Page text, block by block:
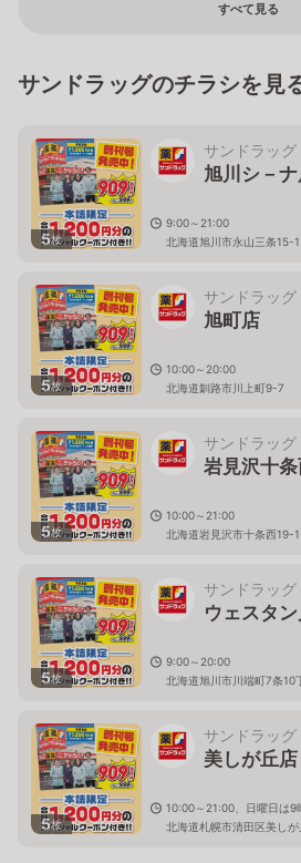
すべて見る
サンドラッグのチラシを見
5枚
サンドラッグ
旭川シ－
9:00～21:00
北海道旭川市永山三条15-1
5枚
サンドラッグ
旭町店
10:00～20:00
北海道釧路市川上町9-7
5枚
サンドラッグ
岩見沢十
10:00～21:00
北海道岩見沢市十条西19-
5枚
サンドラッグ
ウェスタ
9:00～20:00
北海道旭川市川端町7条10
5枚
サンドラッグ
美しが丘店
10:00～21:00、日曜日は9
北海道札幌市清田区美し